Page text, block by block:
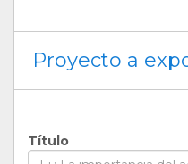
Proyecto a
Título